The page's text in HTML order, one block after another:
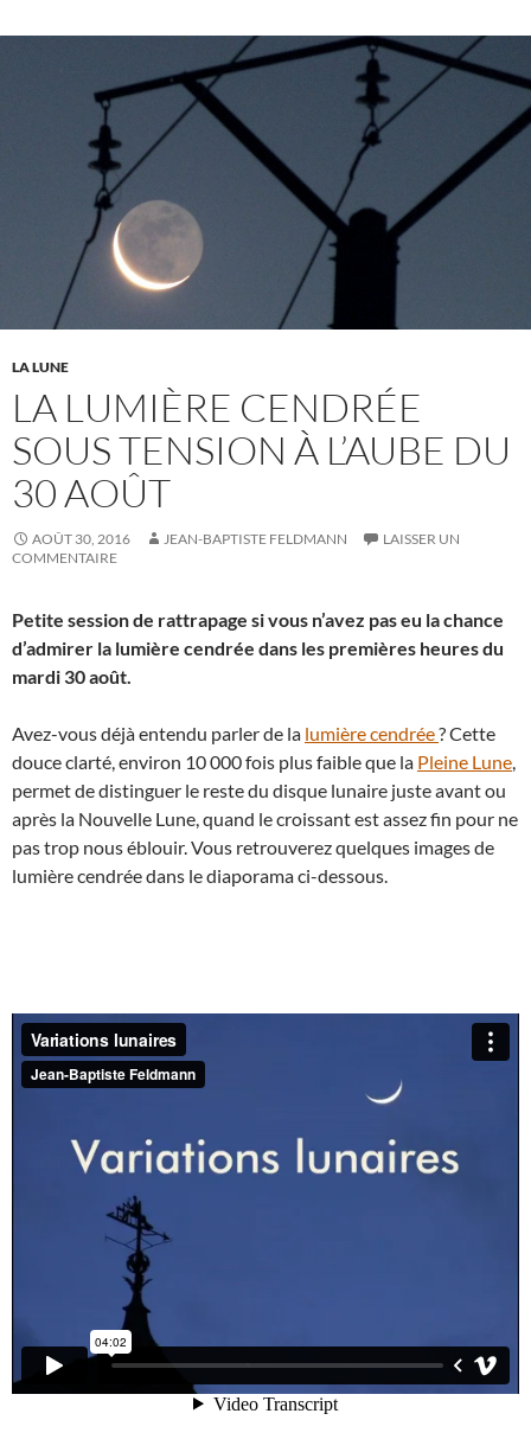
LA LUNE
LA LUMIÈRE CENDRÉE
SOUS TENSION À L’AUBE DU
30 AOÛT
AOÛT 30, 2016 JEAN-BAPTISTE FELDMANN
LAISSER UN
COMMENTAIRE
Petite session de rattrapage si vous n’avez pas eu la chance
d’admirer la lumière cendrée dans les premières heures du
mardi 30 août.
Avez-vous déjà entendu parler de la lumière cendrée? Cette
douce clarté, environ 10 000 fois plus faible que la Pleine Lune,
permet de distinguer le reste du disque lunaire juste avant ou
après la Nouvelle Lune, quand le croissant est assez fin pour ne
pas trop nous éblouir. Vous retrouverez quelques images de
lumière cendrée dans le diaporama ci-dessous.